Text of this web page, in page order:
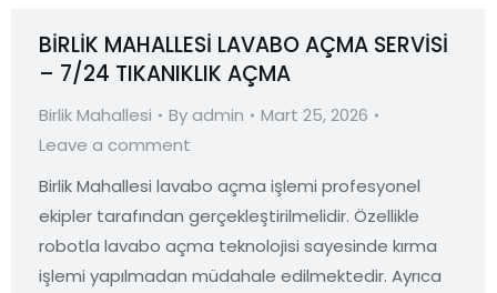
BİRLİK MAHALLESİ LAVABO AÇMA SERVİSİ
– 7/24 TIKANIKLIK AÇMA
Birlik Mahallesi By admin
Mart 25, 2026
Leave a comment
Birlik Mahallesi lavabo açma işlemi profesyonel
ekipler tarafından gerçekleştirilmelidir. Özellikle
robotla lavabo açma teknolojisi sayesinde kırma
işlemi yapılmadan müdahale edilmektedir. Ayrıca